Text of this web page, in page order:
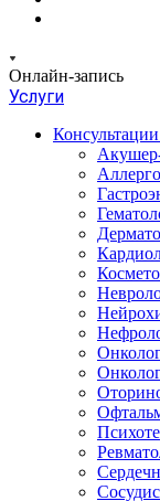
Онлайн-запись
Услуги